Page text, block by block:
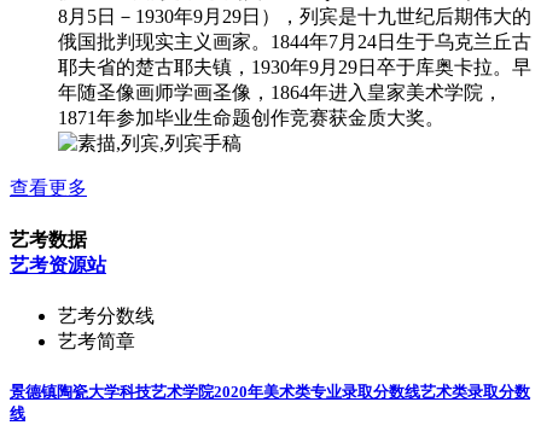
8月5日－1930年9月29日），列宾是十九世纪后期伟大的
俄国批判现实主义画家。1844年7月24日生于乌克兰丘古
耶夫省的楚古耶夫镇，1930年9月29日卒于库奥卡拉。早
年随圣像画师学画圣像，1864年进入皇家美术学院，
1871年参加毕业生命题创作竞赛获金质大奖。
查看更多
艺考数据
艺考资源站
艺考分数线
艺考简章
景德镇陶瓷大学科技艺术学院2020年美术类专业录取分数线艺术类录取分数
线